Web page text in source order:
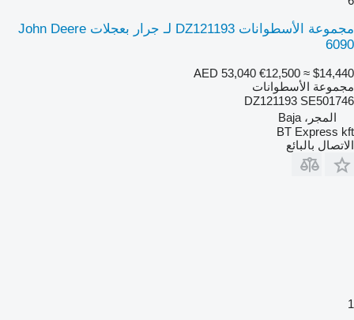
مجموعة الأسطوانات DZ121193 لـ جرار بعجلات John Deere
6090
AED 53,040 €12,500 ≈ $14,440
مجموعة الأسطوانات
DZ121193 SE501746
المجر، Baja
BT Express kft
الاتصال بالبائع
1